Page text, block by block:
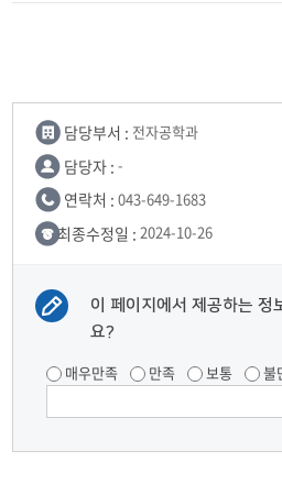
담당부서 : 전자공학과
담당자 : -
연락처 : 043-649-1683
최종수정일 : 2024-10-26
이 페이지에서 제공하는 정
요?
매우만족 만족 보통 불